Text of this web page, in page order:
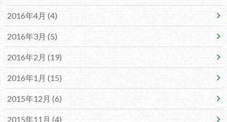
2016年4月 (4)
2016年3月 (5)
2016年2月 (19)
2016年1月 (15)
2015年12月 (6)
2015年11月 (4)